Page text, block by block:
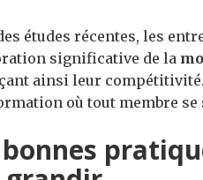
études récentes, les
significative de la
ainsi leur
où tout membre
bonnes